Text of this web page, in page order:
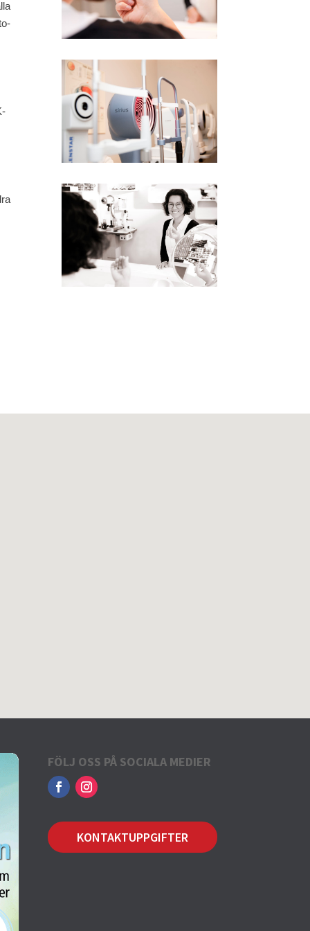
FÖLJ OSS PÅ SOCIALA MEDIER
KONTAKTUPPGIFTER